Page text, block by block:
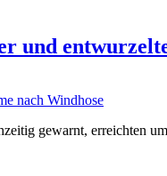
und
gewarnt, erreichten